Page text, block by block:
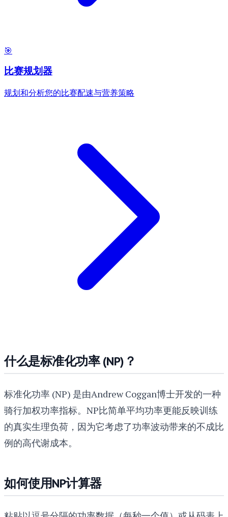
🎯
比赛规划器
规划和分析您的比赛配速与营养策略
什么是标准化功率 (NP)？
标准化功率 (NP) 是由Andrew Coggan博士开发的一种
骑行加权功率指标。NP比简单平均功率更能反映训练
的真实生理负荷，因为它考虑了功率波动带来的不成比
例的高代谢成本。
如何使用NP计算器